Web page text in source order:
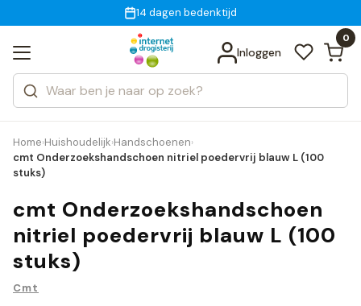
voor 18:00 uur besteld
Gratis bezorging
14 dagen bedenktijd
Inloggen
0
Zoeken
Categorieën
Merken
Bekijk alle resultaten
Home›Huishoudelijk›Handschoenen›
cmt Onderzoekshandschoen nitriel poedervrij blauw L (100
stuks)
cmt Onderzoekshandschoen
nitriel poedervrij blauw L (100
stuks)
Cmt